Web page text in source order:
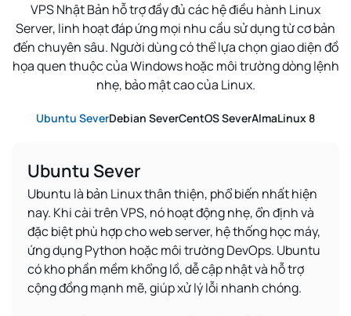
VPS Nhật Bản hỗ trợ đầy đủ các hệ điều hành Linux
Server, linh hoạt đáp ứng mọi nhu cầu sử dụng từ cơ bản
đến chuyên sâu. Người dùng có thể lựa chọn giao diện đồ
họa quen thuộc của Windows hoặc môi trường dòng lệnh
nhẹ, bảo mật cao của Linux.
Ubuntu SeverDebian SeverCentOS SeverAlmaLinux 8
Ubuntu Sever
Ubuntu là bản Linux thân thiện, phổ biến nhất hiện
nay. Khi cài trên VPS, nó hoạt động nhẹ, ổn định và
đặc biệt phù hợp cho web server, hệ thống học máy,
ứng dụng Python hoặc môi trường DevOps. Ubuntu
có kho phần mềm khổng lồ, dễ cập nhật và hỗ trợ
cộng đồng mạnh mẽ, giúp xử lý lỗi nhanh chóng.